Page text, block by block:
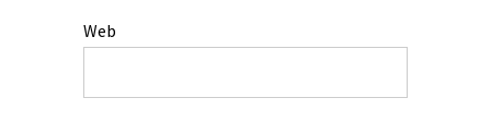
Web